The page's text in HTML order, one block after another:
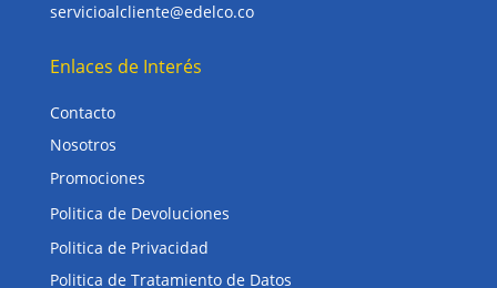
servicioalcliente@edelco.co
Enlaces de Interés
Contacto
Nosotros
Promociones
Politica de Devoluciones
Politica de Privacidad
Politica de Tratamiento de Datos